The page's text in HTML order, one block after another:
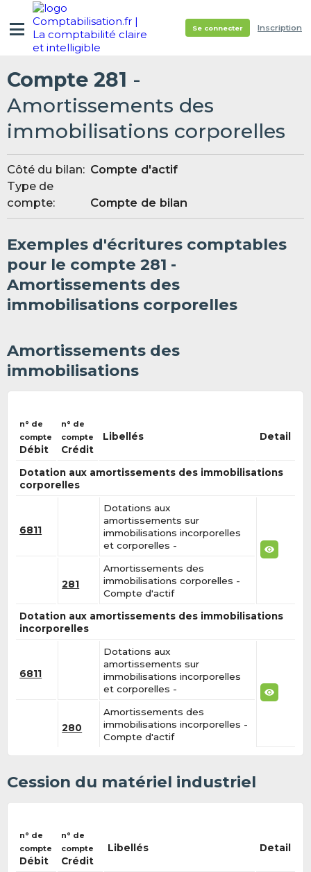
Se connecter Inscription
Compte 281 -
Amortissements des
immobilisations corporelles
Côté du bilan: Compte d'actif
Type de
compte:
Compte de bilan
Exemples d'écritures comptables
pour le compte 281 -
Amortissements des
immobilisations corporelles
Amortissements des
immobilisations
n° de
compte
Débit
n° de
compte
Crédit
Libellés Detail
Dotation aux amortissements des immobilisations
corporelles
6811
Dotations aux
amortissements sur
immobilisations incorporelles
et corporelles -
281
Amortissements des
immobilisations corporelles -
Compte d'actif
Dotation aux amortissements des immobilisations
incorporelles
6811
Dotations aux
amortissements sur
immobilisations incorporelles
et corporelles -
280
Amortissements des
immobilisations incorporelles -
Compte d'actif
Cession du matériel industriel
n° de
compte
Débit
n° de
compte
Crédit
Libellés Detail